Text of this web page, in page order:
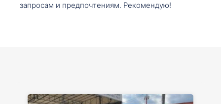
запросам и предпочтениям. Рекомендую!